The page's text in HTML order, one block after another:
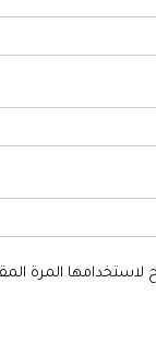
لاستخدامها المرة